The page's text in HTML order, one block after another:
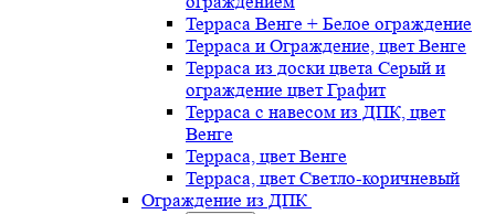
Терраса Венге + Белое ограждение
Терраса и Ограждение, цвет Венге
Терраса из доски цвета Серый и
ограждение цвет Графит
Терраса с навесом из ДПК, цвет
Венге
Терраса, цвет Венге
Терраса, цвет Светло-коричневый
Ограждение из ДПК